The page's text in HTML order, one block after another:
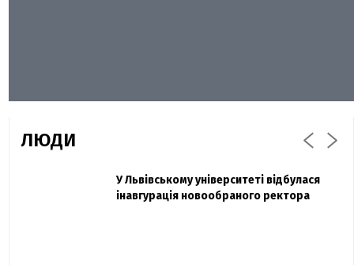
ЛЮДИ
Павло Дак
Захисник "Азовсталі" Діанов вдруге
одружився та показав фото з весілля
У Львівському університеті відбулася
інавгурація новообраного ректора